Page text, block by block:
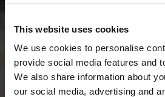
This website uses cookies
We use cookies to personalise
provide social media features and
We also share information about
our social media, advertising and